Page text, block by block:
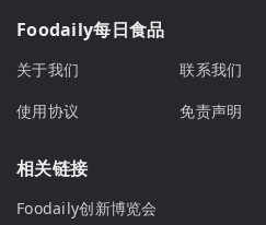
Foodaily每日食品
关于我们 联系我们
使用协议
免责声明
相关链接
Foodaily创新博览会